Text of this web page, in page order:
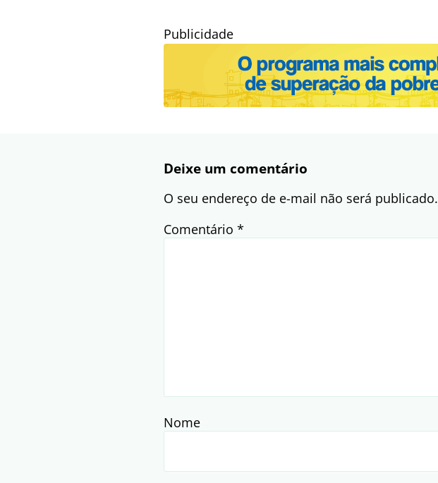
Publicidade
Deixe um comentário
O seu endereço de e-mail não será publicado.
Comentário *
Nome